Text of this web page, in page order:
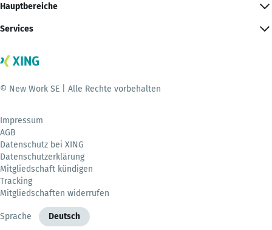
Hauptbereiche
Services
© New Work SE | Alle Rechte vorbehalten
Impressum
AGB
Datenschutz bei XING
Datenschutzerklärung
Mitgliedschaft kündigen
Tracking
Mitgliedschaften widerrufen
Sprache Deutsch